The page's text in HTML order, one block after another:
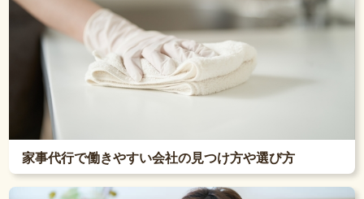
家事代行で働きやすい会社の見つけ方や選び方